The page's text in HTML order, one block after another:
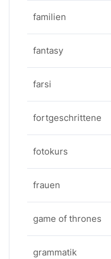
familien
fantasy
farsi
fortgeschrittene
fotokurs
frauen
game of thrones
grammatik